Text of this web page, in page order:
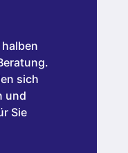
sich
und
Sie